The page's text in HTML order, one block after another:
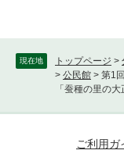
現在地 トップページ >
> 公民館 > 第1
「蚕種の里の
ご利用ガ